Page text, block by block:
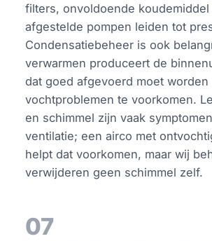
filters, onvoldoende
afgestelde pompen leiden tot
Condensatiebeheer is ook
verwarmen produceert de
dat goed afgevoerd moet worden
vochtproblemen te voorkomen.
en schimmel zijn vaak
ventilatie; een airco met
helpt dat voorkomen, maar wij
verwijderen geen schimmel zelf.
07